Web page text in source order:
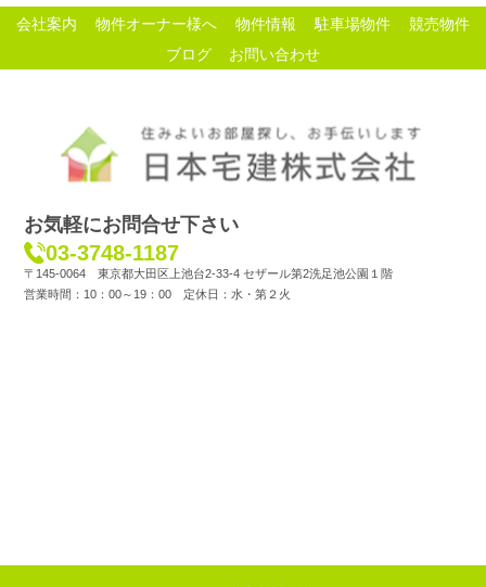
会社案内 物件オーナー様へ 物件情報 駐車場物件
競売物件
ブログ
お問い合わせ
お気軽にお問合せ下さい
03-3748-1187
〒145-0064 東京都大田区上池台2-33-4 セザール第2洗足池公園１階
営業時間：10：00～19：00 定休日：水・第２火